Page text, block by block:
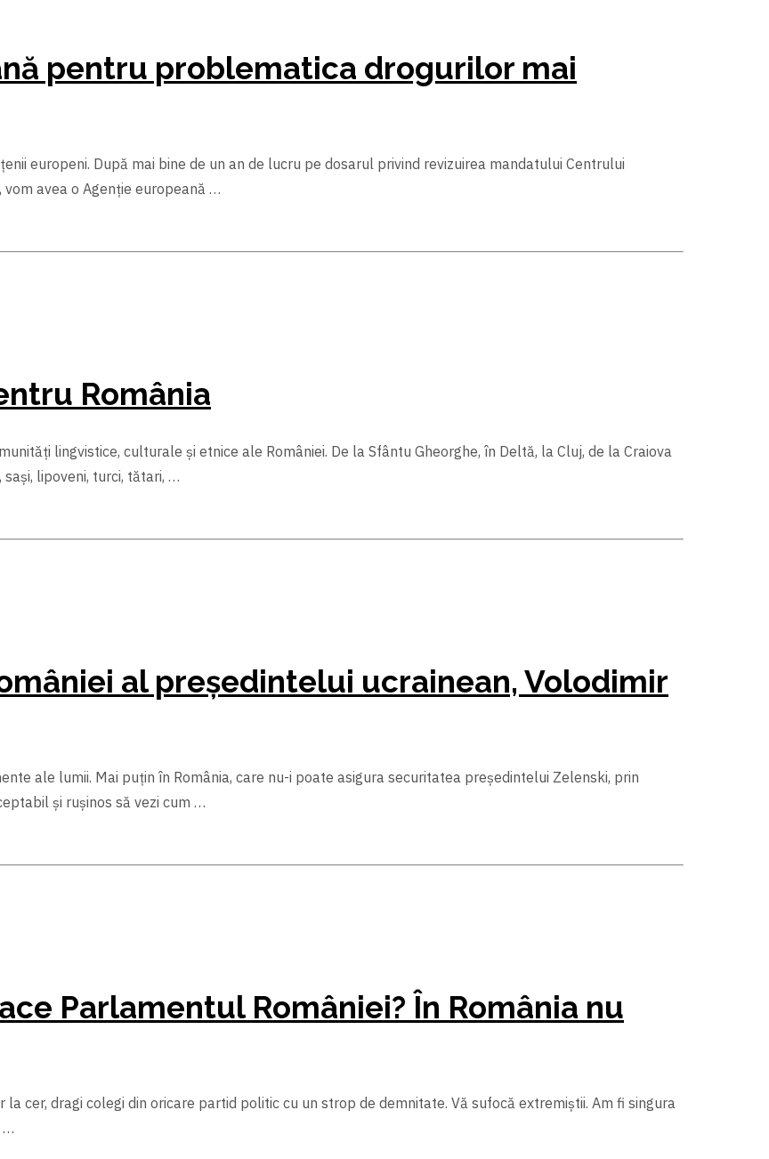
pentru problematica drogurilor mai
europeni. După mai bine de un an de lucru pe dosarul privind revizuirea mandatului Centrului
vom avea o Agenție europeană …
România
lingvistice, culturale şi etnice ale României. De la Sfântu Gheorghe, în Deltă, la Cluj, de la Craiova
lipoveni, turci, tătari, …
al președintelui ucrainean, Volodimir
ale lumii. Mai puțin în România, care nu-i poate asigura securitatea președintelui Zelenski, prin
şi ruşinos să vezi cum …
Parlamentul României? În România nu
cer, dragi colegi din oricare partid politic cu un strop de demnitate. Vă sufocă extremiştii. Am fi singura
…